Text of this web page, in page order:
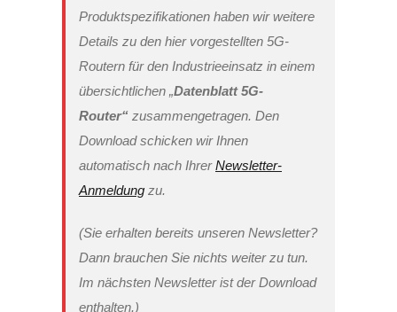
Produktspezifikationen haben wir weitere
Details zu den hier vorgestellten 5G-
Routern für den Industrieeinsatz in einem
übersichtlichen „Datenblatt 5G-
Router“ zusammengetragen. Den
Download schicken wir Ihnen
automatisch nach IhrerNewsletter-
Anmeldung zu.
(Sie erhalten bereits unseren Newsletter?
Dann brauchen Sie nichts weiter zu tun.
Im nächsten Newsletter ist der Download
enthalten.)